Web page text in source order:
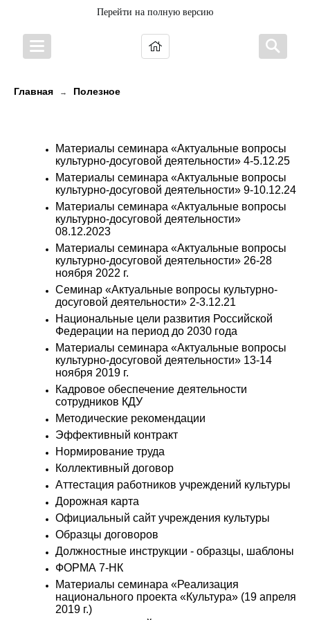
Перейти на полную версию
Главная → Полезное
Материалы семинара «Актуальные вопросы
культурно-досуговой деятельности» 4-5.12.25
Материалы семинара «Актуальные вопросы
культурно-досуговой деятельности» 9-10.12.24
Материалы семинара «Актуальные вопросы
культурно-досуговой деятельности»
08.12.2023
Материалы семинара «Актуальные вопросы
культурно-досуговой деятельности» 26-28
ноября 2022 г.
Семинар «Актуальные вопросы культурно-
досуговой деятельности» 2-3.12.21
Национальные цели развития Российской
Федерации на период до 2030 года
Материалы семинара «Актуальные вопросы
культурно-досуговой деятельности» 13-14
ноября 2019 г.
Кадровое обеспечение деятельности
сотрудников КДУ
Методические рекомендации
Эффективный контракт
Нормирование труда
Коллективный договор
Аттестация работников учреждений культуры
Дорожная карта
Официальный сайт учреждения культуры
Образцы договоров
Должностные инструкции - образцы, шаблоны
ФОРМА 7-НК
Материалы семинара «Реализация
национального проекта «Культура» (19 апреля
2019 г.)